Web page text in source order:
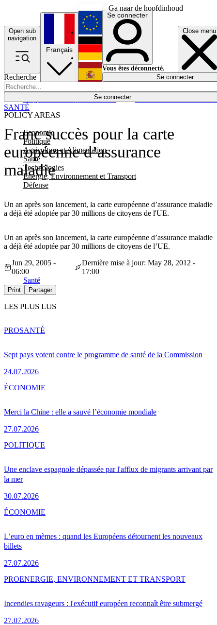
Ga naar de hoofdinhoud
Open sub
navigation
Close menu
Recherche
Se connecter
POLICY AREAS
Economie
Politique
Agriculture et Alimentation
Santé
Technologies
Energie, Environnement et Transport
Défense
Économie
Français
English
Deutsch
Español
Se connecter
Vous êtes déconnecté.
Se connecter
Franc succès pour la carte
européenne d’assurance
maladie
Un an après son lancement, la carte européenne d’assurance maladie
a déjà été adoptée par 30 millions de citoyens de l'UE.
SANTÉ
Un an après son lancement, la carte européenne d’assurance maladie
a déjà été adoptée par 30 millions de citoyens de l’UE.
Jun 29, 2005 -
06:00
Dernière mise à jour: May 28, 2012 -
17:00
Santé
Print Partager
LES PLUS LUS
Sept pays votent contre le programme de santé de la Commission
24.07.2026
PROSANTÉ
Merci la Chine : elle a sauvé l’économie mondiale
27.07.2026
ÉCONOMIE
Une enclave espagnole dépassée par l'afflux de migrants arrivant par
la mer
30.07.2026
POLITIQUE
L’euro en mèmes : quand les Européens détournent les nouveaux
billets
27.07.2026
ÉCONOMIE
Incendies ravageurs : l'exécutif européen reconnaît être submergé
27.07.2026
PROENERGIE, ENVIRONNEMENT ET TRANSPORT